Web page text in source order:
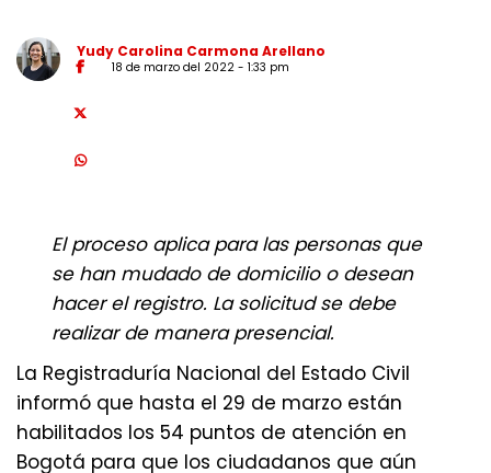
Yudy Carolina Carmona Arellano
18 de marzo del 2022 - 1:33 pm
El proceso aplica para las personas que
se han mudado de domicilio o desean
hacer el registro. La solicitud se debe
realizar de manera presencial.
La Registraduría Nacional del Estado Civil
informó que hasta el 29 de marzo están
habilitados los 54 puntos de atención en
Bogotá para que los ciudadanos que aún